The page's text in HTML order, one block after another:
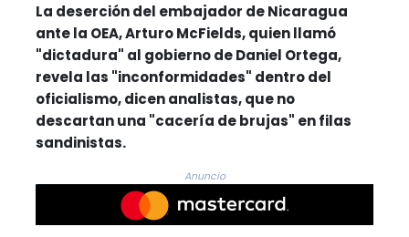
La deserción del embajador de Nicaragua
ante la OEA, Arturo McFields, quien llamó
"dictadura" al gobierno de Daniel Ortega,
revela las "inconformidades" dentro del
oficialismo, dicen analistas, que no
descartan una "cacería de brujas" en filas
sandinistas.
Anuncio